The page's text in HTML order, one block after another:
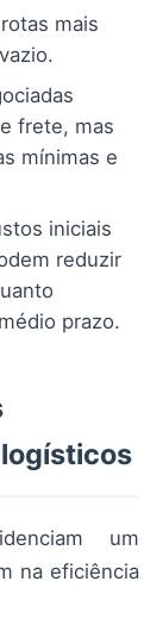
mais
frete, mas
mínimas e
iniciais
reduzir
prazo.
um
na eficiência